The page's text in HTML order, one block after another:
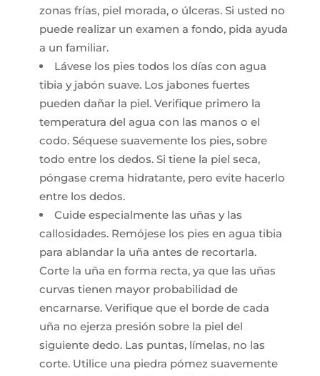
zonas frías, piel morada, o úlceras. Si usted no
puede realizar un examen a fondo, pida ayuda
a un familiar.
Lávese los pies todos los días con agua
tibia y jabón suave. Los jabones fuertes
pueden dañar la piel. Verifique primero la
temperatura del agua con las manos o el
codo. Séquese suavemente los pies, sobre
todo entre los dedos. Si tiene la piel seca,
póngase crema hidratante, pero evite hacerlo
entre los dedos.
Cuide especialmente las uñas y las
callosidades. Remójese los pies en agua tibia
para ablandar la uña antes de recortarla.
Corte la uña en forma recta, ya que las uñas
curvas tienen mayor probabilidad de
encarnarse. Verifique que el borde de cada
uña no ejerza presión sobre la piel del
siguiente dedo. Las puntas, límelas, no las
corte. Utilice una piedra pómez suavemente